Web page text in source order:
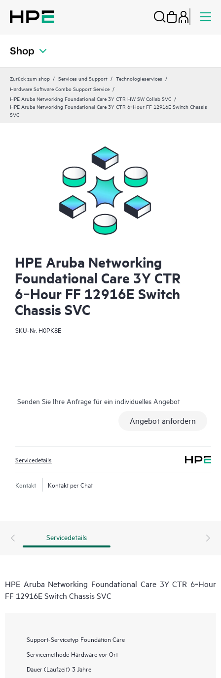
Shop
Zurück zum shop Services und Support
Technologieservices
Hardware Software Combo Support Service
HPE Aruba Networking Foundational Care 3Y CTR HW SW Collab SVC
HPE Aruba Networking Foundational Care 3Y CTR 6‑Hour FF 12916E Switch Chassis
SVC
HPE Aruba Networking
Foundational Care 3Y CTR
6‑Hour FF 12916E Switch
Chassis SVC
SKU-Nr. H0PK8E
Senden Sie Ihre Anfrage für ein individuelles Angebot
Angebot anfordern
Servicedetails
Kontakt Kontakt per Chat
Servicedetails
HPE Aruba Networking Foundational Care 3Y CTR 6‑Hour
FF 12916E Switch Chassis SVC
Support-Servicetyp Foundation Care
Servicemethode Hardware vor Ort
Dauer (Laufzeit) 3 Jahre